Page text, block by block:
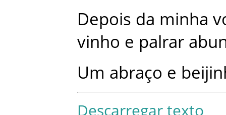
Depois da minha
vinho e palrar
Um abraço e
Descarregar texto